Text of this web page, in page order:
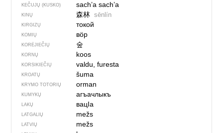
KEČUJŲ (KUSKO) sach’a sach’a
KINŲ 森林 sēnlín
KIRGIZŲ токой
KOMIŲ вӧр
KORĖJIEČIŲ 숲
KORNŲ koos
KORSIKIEČIŲ valdu, furesta
KROATŲ šuma
KRYMO TOTORIŲ orman
KUMYKŲ агъачлыкъ
LAKŲ вацIа
LATGALIŲ mežs
LATVIŲ mežs